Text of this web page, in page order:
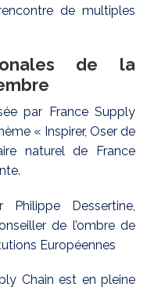
de multiples
de la
par France Supply
« Inspirer, Oser de
naturel de France
Dessertine,
de l’ombre de
Européennes
Chain est en pleine